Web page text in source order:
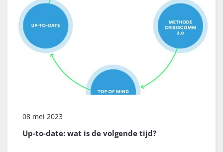
Up-to-date: wat is de volgende tijd?
08 mei 2023